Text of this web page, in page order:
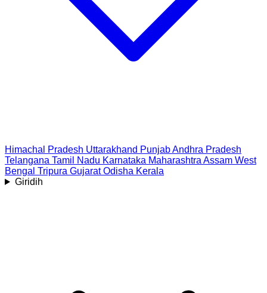
Himachal Pradesh Uttarakhand PunjabAndhra Pradesh
Telangana Tamil Nadu Karnataka Maharashtra Assam West
Bengal Tripura Gujarat Odisha Kerala
Giridih